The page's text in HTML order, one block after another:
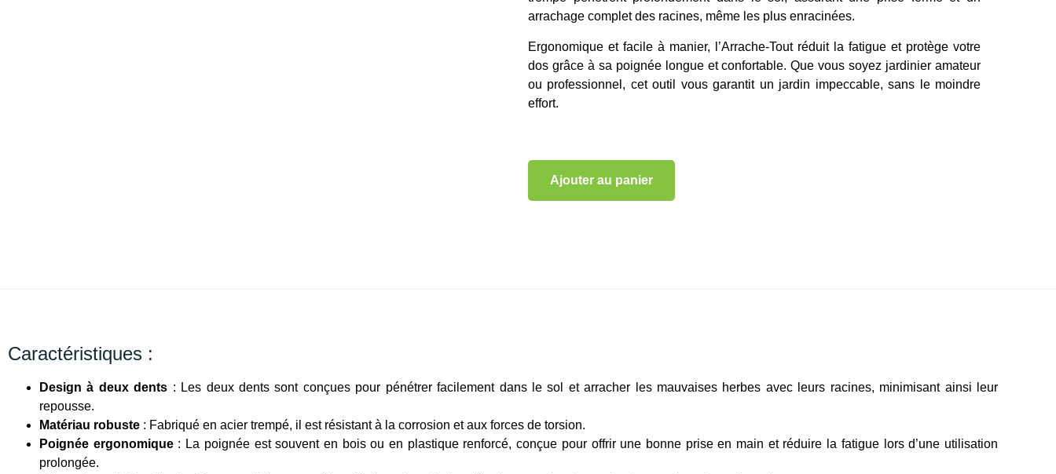
arrachage complet des racines, même les plus enracinées.
Ergonomique et facile à manier, l’Arrache-Tout réduit la fatigue et protège votre
dos grâce à sa poignée longue et confortable. Que vous soyez jardinier amateur
ou professionnel, cet outil vous garantit un jardin impeccable, sans le moindre
effort.
Ajouter au panier
Caractéristiques :
Design à deux dents : Les deux dents sont conçues pour pénétrer facilement dans le sol et arracher les mauvaises herbes avec leurs racines, minimisant ainsi leur
repousse.
Matériau robuste : Fabriqué en acier trempé, il est résistant à la corrosion et aux forces de torsion.
Poignée ergonomique: La poignée est souvent en bois ou en plastique renforcé, conçue pour offrir une bonne prise en main et réduire la fatigue lors d’une utilisation
prolongée.